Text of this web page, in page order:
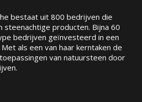
bestaat uit 800 bedrijven die
steenachtige producten. Bijna 60
bedrijven geïnvesteerd in een
als een van haar kerntaken de
van natuursteen door